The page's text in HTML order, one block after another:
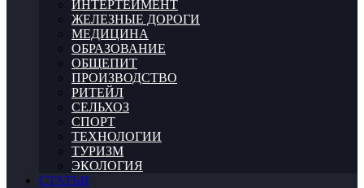
ИНТЕРТЕЙМЕНТ
ЖЕЛЕЗНЫЕ ДОРОГИ
МЕДИЦИНА
ОБРАЗОВАНИЕ
ОБЩЕПИТ
ПРОИЗВОДСТВО
РИТЕЙЛ
СЕЛЬХОЗ
СПОРТ
ТЕХНОЛОГИИ
ТУРИЗМ
ЭКОЛОГИЯ
СТАТЬИ